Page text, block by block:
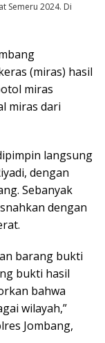
Semeru 2024. Di
(miras) hasil
miras
miras dari
langsung
dengan
Sebanyak
dengan
barang bukti
bukti hasil
bahwa
wilayah,”
Jombang,